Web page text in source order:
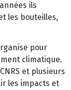
ils
les bouteilles,
pour
climatique.
et plusieurs
les impacts et